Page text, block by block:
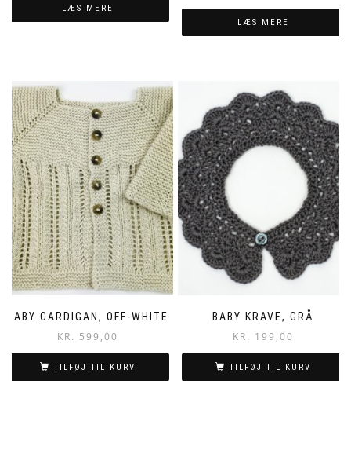
LÆS MERE
LÆS MERE
BABY CARDIGAN, OFF-WHITE
KR. 599,00
TILFØJ TIL KURV
BABY KRAVE, GRÅ
KR. 199,00
TILFØJ TIL KURV